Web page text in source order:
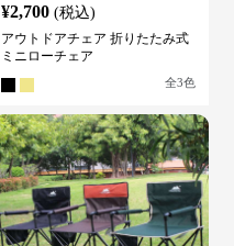
¥2,700 (税込)
アウトドアチェア 折りたたみ式
ミニローチェア
全3色